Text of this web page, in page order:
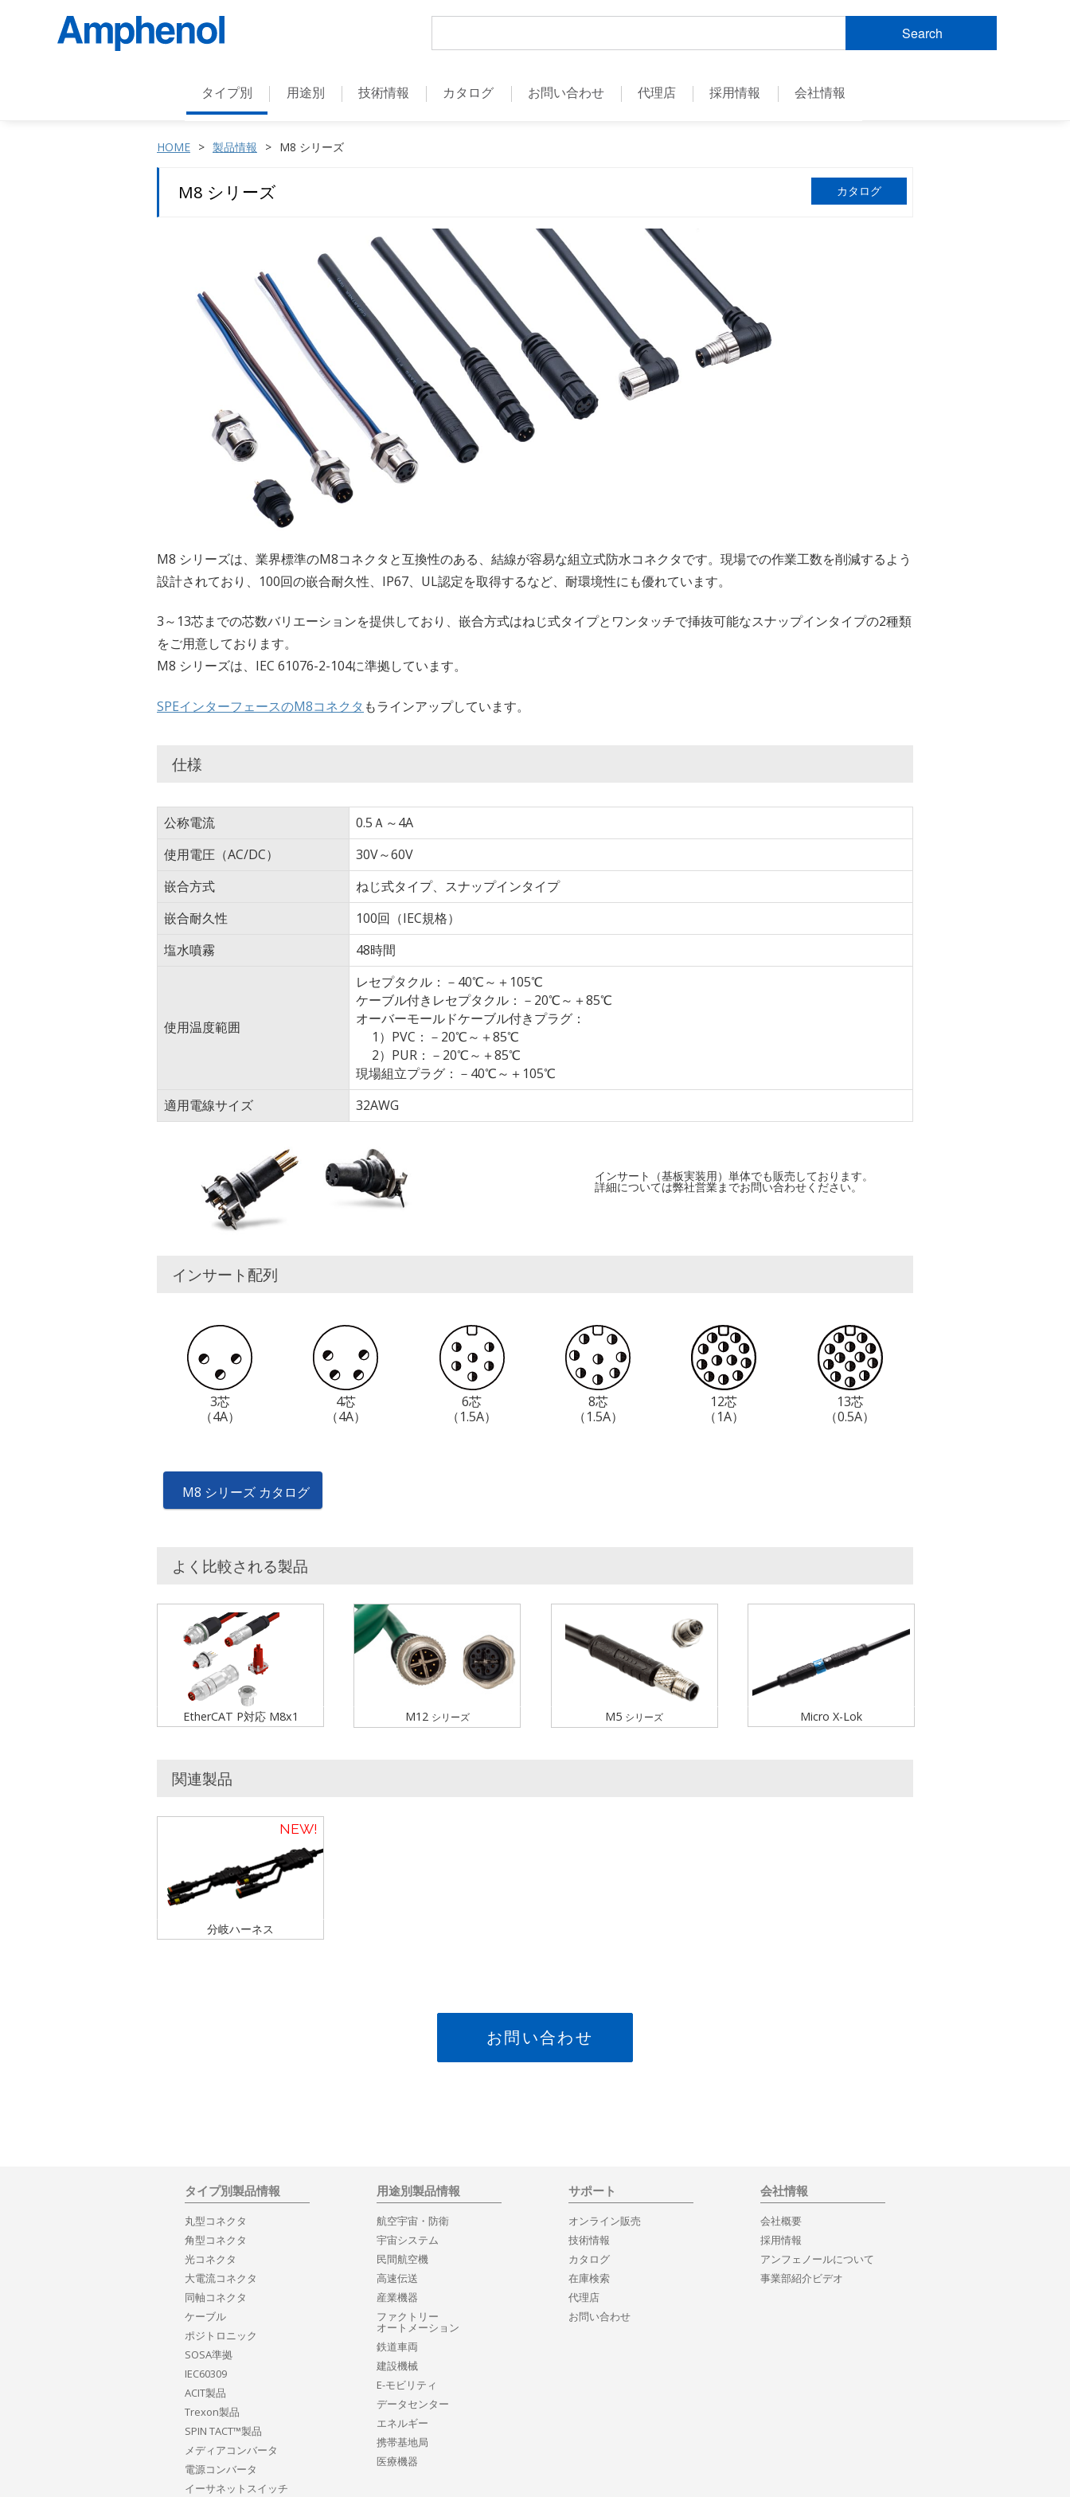
Search
タイプ別 用途別 技術情報 カタログ お問い合わせ 代理店 採用情報 会社情報
HOME 製品情報 M8 シリーズ
M8 シリーズ カタログ
M8 シリーズは、業界標準のM8コネクタと互換性のある、結線が容易な組立式防水コネクタです。現場での作業工数を削減するよう
設計されており、100回の嵌合耐久性、IP67、UL認定を取得するなど、耐環境性にも優れています。
3～13芯までの芯数バリエーションを提供しており、嵌合方式はねじ式タイプとワンタッチで挿抜可能なスナップインタイプの2種類
をご用意しております。
M8 シリーズは、IEC 61076-2-104に準拠しています。
SPEインターフェースのM8コネクタ もラインアップしています。
仕様
公称電流
0.5Ａ～4A
使用電圧（AC/DC）
30V～60V
嵌合方式
ねじ式タイプ、スナップインタイプ
嵌合耐久性
100回（IEC規格）
塩水噴霧
48時間
使用温度範囲
レセプタクル：－40℃～＋105℃
ケーブル付きレセプタクル：－20℃～＋85℃
オーバーモールドケーブル付きプラグ：
1）PVC：－20℃～＋85℃
2）PUR：－20℃～＋85℃
現場組立プラグ：－40℃～＋105℃
適用電線サイズ
32AWG
インサート（基板実装用）単体でも販売しております。
詳細については弊社営業までお問い合わせください。
インサート配列
3芯
（4A）
4芯
（4A）
6芯
（1.5A）
8芯
（1.5A）
12芯
（1A）
13芯
（0.5A）
M8 シリーズ カタログ
よく比較される製品
EtherCAT P対応 M8x1 M12 シリーズ M5 シリーズ Micro X-Lok
関連製品
NEW
分岐ハーネス
お問い合わせ
タイプ別製品情報
丸型コネクタ
角型コネクタ
光コネクタ
大電流コネクタ
同軸コネクタ
ケーブル
ポジトロニック
SOSA準拠
IEC60309
ACIT製品
Trexon製品
SPIN TACT™製品
メディアコンバータ
電源コンバータ
イーサネットスイッチ
用途別製品情報
航空宇宙・防衛
宇宙システム
民間航空機
高速伝送
産業機器
ファクトリー
オートメーション
鉄道車両
建設機械
E-モビリティ
データセンター
エネルギー
携帯基地局
医療機器
サポート
オンライン販売
技術情報
カタログ
在庫検索
代理店
お問い合わせ
会社情報
会社概要
採用情報
アンフェノールについて
事業部紹介ビデオ